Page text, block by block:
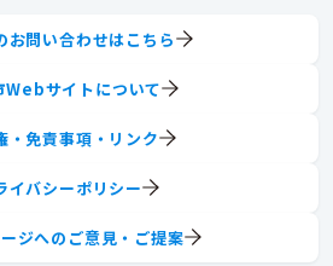
お問い合わせはこちら
Webサイトについて
・免責事項・リンク
イバシーポリシー
ジへのご意見・ご提案